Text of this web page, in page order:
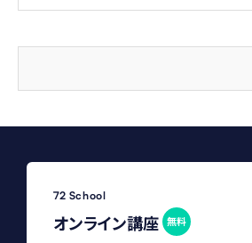
72 School
オンライン講座 無料